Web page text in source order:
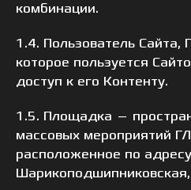
комбинации.
1.4. Пользователь Сайта,
которое пользуется
доступ к его Контенту.
1.5. Площадка —
массовых мероприятий
расположенное по